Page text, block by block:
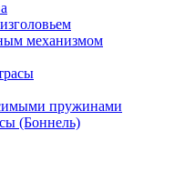
механизмом
пружинами
(Боннель)